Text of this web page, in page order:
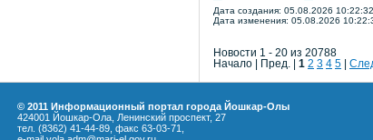
Дата создания: 05.08.2026 10:22:32
Дата изменения: 05.08.2026
Новости 1 - 20 из 20788
Начало | Пред. | 1 2 3 4 5
© 2011 Информационный портал города Йошкар-Олы
424001 Йошкар-Ола, Ленинский проспект, 27
тел. (8362) 41-44-89, факс 63-03-71,